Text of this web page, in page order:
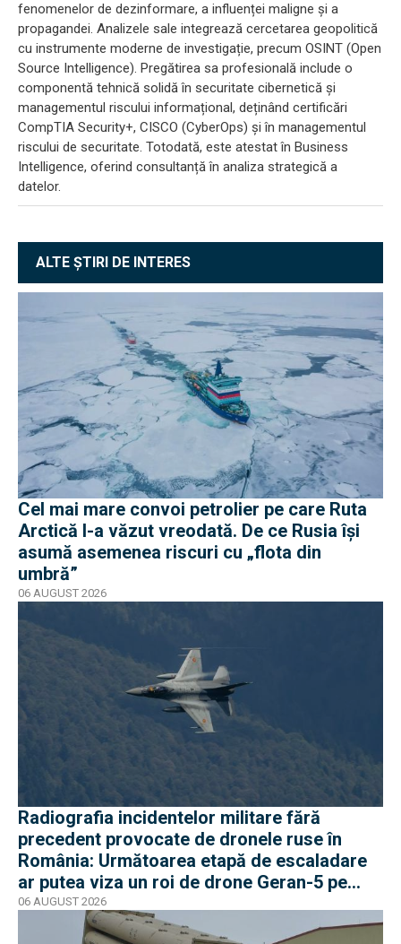
fenomenelor de dezinformare, a influenței maligne și a
propagandei. Analizele sale integrează cercetarea geopolitică
cu instrumente moderne de investigație, precum OSINT (Open
Source Intelligence). Pregătirea sa profesională include o
componentă tehnică solidă în securitate cibernetică și
managementul riscului informațional, deținând certificări
CompTIA Security+, CISCO (CyberOps) și în managementul
riscului de securitate. Totodată, este atestat în Business
Intelligence, oferind consultanță în analiza strategică a
datelor.
ALTE ȘTIRI DE INTERES
Cel mai mare convoi petrolier pe care Ruta
Arctică l-a văzut vreodată. De ce Rusia își
asumă asemenea riscuri cu „flota din
umbră”
06 AUGUST 2026
Radiografia incidentelor militare fără
precedent provocate de dronele ruse în
România: Următoarea etapă de escaladare
ar putea viza un roi de drone Geran-5 pe
direcția Galați-Reni
06 AUGUST 2026